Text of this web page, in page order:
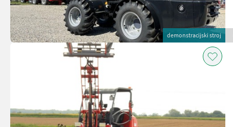
demonstracijski stroj